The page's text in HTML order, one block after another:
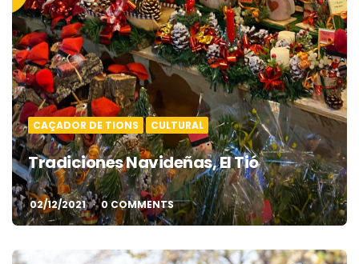
CAÇADOR DE TIONS CULTURAL
Tradiciones Navideñas, El Tió
02/12/2021 0 COMMENTS